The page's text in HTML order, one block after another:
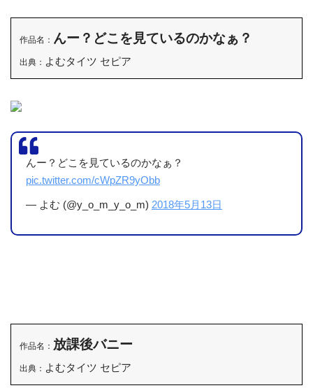
作品名： んー？どこを見ているのかなぁ？
出典： よむタイツ セピア
んー？どこを見ているのかなぁ？
pic.twitter.com/cWpZR9yObb
— よむ (@y_o_m_y_o_m) 2018年5月13日
作品名： 放課後バニー
出典： よむタイツ セピア